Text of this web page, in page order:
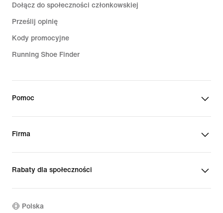
Dołącz do społeczności członkowskiej
Prześlij opinię
Kody promocyjne
Running Shoe Finder
Pomoc
Firma
Rabaty dla społeczności
Polska